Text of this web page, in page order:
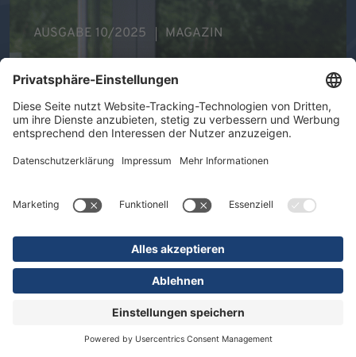
Therapeutische Vielfalt in der DR.
AUSGABE 10/2025 MAGAZIN